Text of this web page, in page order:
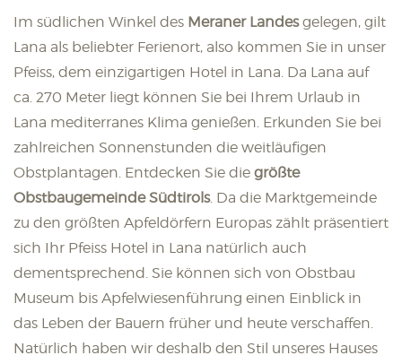
Im südlichen Winkel des Meraner Landesgelegen, gilt
Lana als beliebter Ferienort, also kommen Sie in unser
Pfeiss, dem einzigartigen Hotel in Lana. Da Lana auf
ca. 270 Meter liegt können Sie bei Ihrem Urlaub in
Lana mediterranes Klima genießen. Erkunden Sie bei
zahlreichen Sonnenstunden die weitläufigen
Obstplantagen. Entdecken Sie die größte
Obstbaugemeinde Südtirols. Da die Marktgemeinde
zu den größten Apfeldörfern Europas zählt präsentiert
sich Ihr Pfeiss Hotel in Lana natürlich auch
dementsprechend. Sie können sich von Obstbau
Museum bis Apfelwiesenführung einen Einblick in
das Leben der Bauern früher und heute verschaffen.
Natürlich haben wir deshalb den Stil unseres Hauses